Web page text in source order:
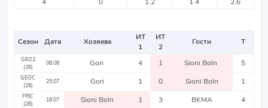
Сезон Дата Хозяева
ИТ
1
ИТ
2
Гости Т
GEO2
(26)
08.08 Gori 4 1 Sioni Boln 5
GEOC
(26)
25.07 Gori 1 0 Sioni Boln 1
FRIC
(26)
18.07 Sioni Boln 1 3 BKMA 4